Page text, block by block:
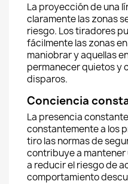
La proyección de una
claramente las zonas
riesgo. Los tiradores
fácilmente las zonas
maniobrar y aquellas
permanecer quietos y
disparos.
Conciencia
La presencia
constantemente a los
tiro las normas de
contribuye a
a reducir el riesgo de
comportamiento